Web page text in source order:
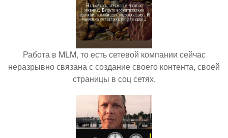
Работа в MLM, то есть сетевой компании сейчас
неразрывно связана с создание своего контента, своей
страницы в соц сетях.